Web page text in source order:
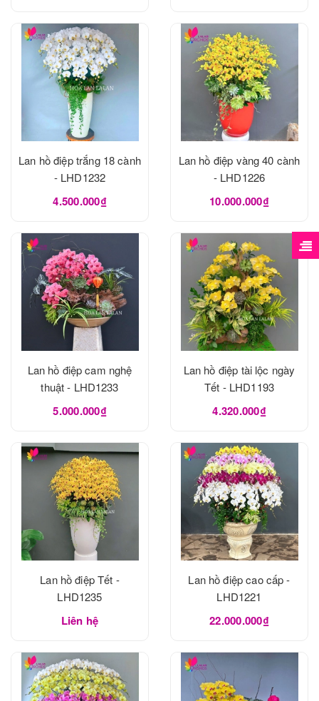
Lan hồ điệp trắng 18 cành
- LHD1232
4.500.000₫
Lan hồ điệp vàng 40 cành
- LHD1226
10.000.000₫
Lan hồ điệp cam nghệ
thuật - LHD1233
5.000.000₫
Lan hồ điệp tài lộc ngày
Tết - LHD1193
4.320.000₫
Lan hồ điệp Tết -
LHD1235
Liên hệ
Lan hồ điệp cao cấp -
LHD1221
22.000.000₫